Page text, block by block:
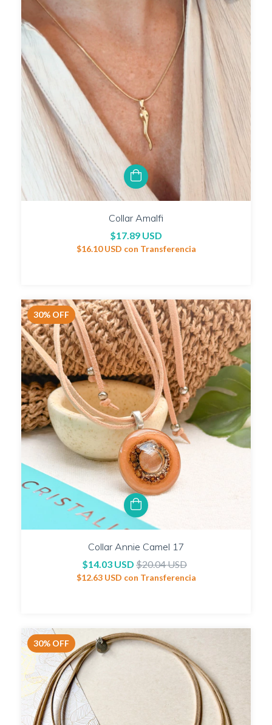
Collar Amalfi
$17.89 USD
$16.10 USD con Transferencia
30% OFF
Collar Annie Camel 17
$14.03 USD $20.04 USD
$12.63 USD con Transferencia
30% OFF